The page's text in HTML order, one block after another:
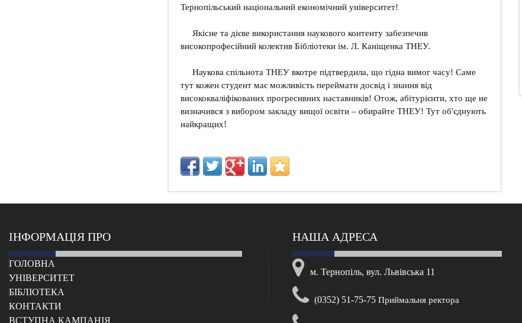
Тернопільський національний економічний університет!
Якісне та дієве використання наукового контенту забезпечив
високопрофесійний колектив Бібліотеки ім. Л. Каніщенка ТНЕУ.
Наукова спільнота ТНЕУ вкотре підтвердила, що гідна вимог часу! Саме
тут кожен студент має можливість переймати досвід і знання від
висококваліфікованих прогресивних наставників! Отож, абітурієнти, хто ще не
визначився з вибором закладу вищої освіти – обирайте ТНЕУ! Тут об'єднують
найкращих!
ІНФОРМАЦІЯ ПРО
ГОЛОВНА
УНІВЕРСИТЕТ
БІБЛІОТЕКА
КОНТАКТИ
ВСТУПНА КАМПАНІЯ
НАША АДРЕСА
м. Тернопіль, вул. Львівська 11
(0352) 51-75-75 Приймальня ректора